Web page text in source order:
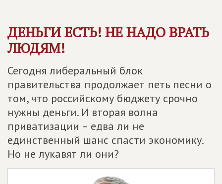
ДЕНЬГИ ЕСТЬ! НЕ НАДО ВРАТЬ
ЛЮДЯМ!
Сегодня либеральный блок
правительства продолжает петь песни о
том, что российскому бюджету срочно
нужны деньги. И вторая волна
приватизации – едва ли не
единственный шанс спасти экономику.
Но не лукавят ли они?